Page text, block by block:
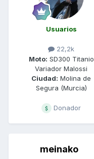
Usuarios
22,2k
Moto: SD300 Titanio
Variador Malossi
Ciudad: Molina de
Segura (Murcia)
Donador
meinako